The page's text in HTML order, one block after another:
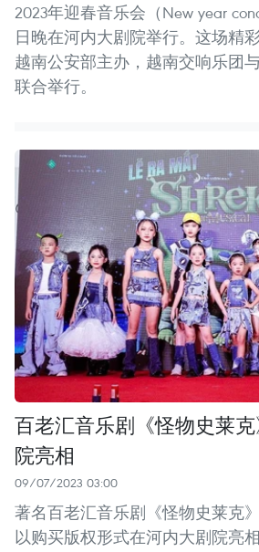
2023年迎春音乐会（New year
日晚在河内大剧院举行。这场精
越南公安部主办，越南交响乐团
联合举行。
百老汇音乐剧《怪物史莱
院亮相
09/07/2023 03:00
著名百老汇音乐剧《怪物史莱克
以购买版权形式在河内大剧院亮相